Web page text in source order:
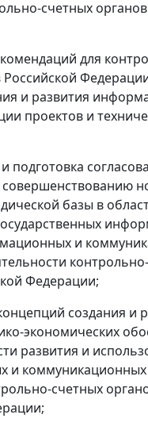
счетных
для
Российской
и развития
проектов и
подготовка
базы в
и
Федерации;
создания и
экономических
развития и
и коммуникационных
счетных